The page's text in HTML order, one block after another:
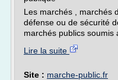
Les marchés , marchés
défense ou de sécurité
marchés publics soumis
Lire la suite
Site : marche-public.fr